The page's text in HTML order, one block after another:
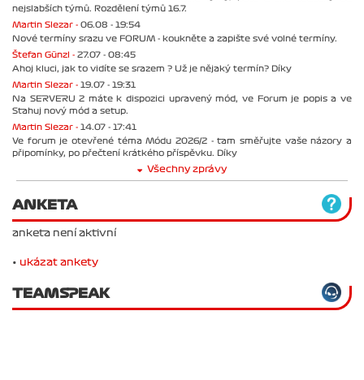
nejslabších týmů. Rozdělení týmů 16.7.
Martin Slezar - 06.08 - 19:54
Nové termíny srazu ve FORUM - koukněte a zapište své volné termíny.
Štefan Günzl - 27.07 - 08:45
Ahoj kluci, jak to vidíte se srazem ? Už je nějaký termín? Díky
Martin Slezar - 19.07 - 19:31
Na SERVERU 2 máte k dispozici upravený mód, ve Forum je popis a ve
Stahuj nový mód a setup.
Martin Slezar - 14.07 - 17:41
Ve forum je otevřené téma Módu 2026/2 - tam směřujte vaše názory a
připomínky, po přečtení krátkého příspěvku. Díky
Všechny zprávy
ANKETA
anketa není aktivní
• ukázat ankety
TEAMSPEAK